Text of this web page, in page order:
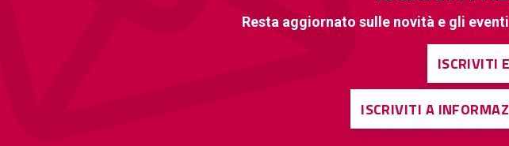
Resta aggiornato sulle novità e gli
ISCRIVITI
ISCRIVITI A